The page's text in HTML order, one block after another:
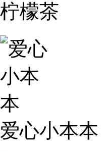
柠檬茶
爱心小本本